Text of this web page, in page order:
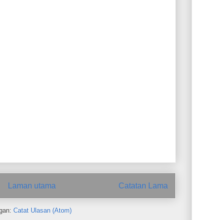
Catatan Lama
Laman utama
Catat Ulasan (Atom)